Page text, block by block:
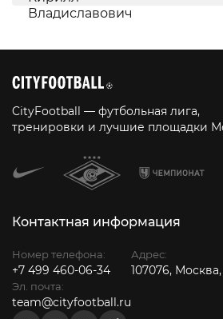
CityFootball — футбольная лига,
тренировки и лучшие площадки
Контактная информация
Номер телефона:
+7 499 460-06-34
Эл. почта:
team@cityfootball.ru
Адрес:
107076,